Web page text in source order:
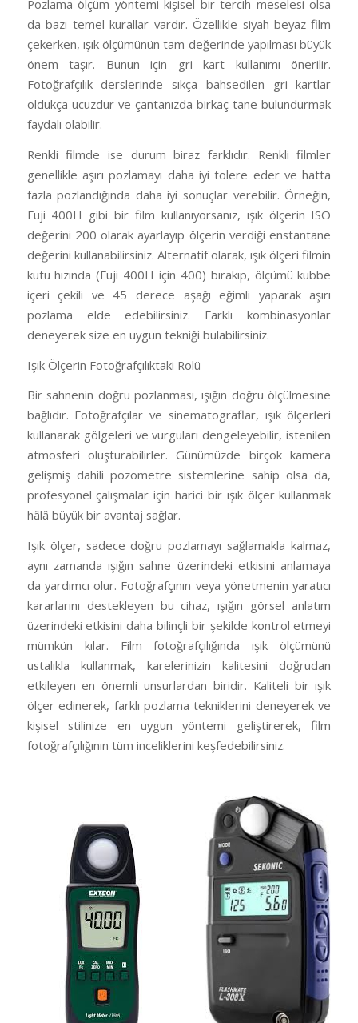
Pozlama ölçüm yöntemi kişisel bir tercih meselesi olsa
da bazı temel kurallar vardır. Özellikle siyah-beyaz film
çekerken, ışık ölçümünün tam değerinde yapılması büyük
önem taşır. Bunun için gri kart kullanımı önerilir.
Fotoğrafçılık derslerinde sıkça bahsedilen gri kartlar
oldukça ucuzdur ve çantanızda birkaç tane bulundurmak
faydalı olabilir.
Renkli filmde ise durum biraz farklıdır. Renkli filmler
genellikle aşırı pozlamayı daha iyi tolere eder ve hatta
fazla pozlandığında daha iyi sonuçlar verebilir. Örneğin,
Fuji 400H gibi bir film kullanıyorsanız, ışık ölçerin ISO
değerini 200 olarak ayarlayıp ölçerin verdiği enstantane
değerini kullanabilirsiniz. Alternatif olarak, ışık ölçeri filmin
kutu hızında (Fuji 400H için 400) bırakıp, ölçümü kubbe
içeri çekili ve 45 derece aşağı eğimli yaparak aşırı
pozlama elde edebilirsiniz. Farklı kombinasyonlar
deneyerek size en uygun tekniği bulabilirsiniz.
Işık Ölçerin Fotoğrafçılıktaki Rolü
Bir sahnenin doğru pozlanması, ışığın doğru ölçülmesine
bağlıdır. Fotoğrafçılar ve sinematograflar, ışık ölçerleri
kullanarak gölgeleri ve vurguları dengeleyebilir, istenilen
atmosferi oluşturabilirler. Günümüzde birçok kamera
gelişmiş dahili pozometre sistemlerine sahip olsa da,
profesyonel çalışmalar için harici bir ışık ölçer kullanmak
hâlâ büyük bir avantaj sağlar.
Işık ölçer, sadece doğru pozlamayı sağlamakla kalmaz,
aynı zamanda ışığın sahne üzerindeki etkisini anlamaya
da yardımcı olur. Fotoğrafçının veya yönetmenin yaratıcı
kararlarını destekleyen bu cihaz, ışığın görsel anlatım
üzerindeki etkisini daha bilinçli bir şekilde kontrol etmeyi
mümkün kılar. Film fotoğrafçılığında ışık ölçümünü
ustalıkla kullanmak, karelerinizin kalitesini doğrudan
etkileyen en önemli unsurlardan biridir. Kaliteli bir ışık
ölçer edinerek, farklı pozlama tekniklerini deneyerek ve
kişisel stilinize en uygun yöntemi geliştirerek, film
fotoğrafçılığının tüm inceliklerini keşfedebilirsiniz.